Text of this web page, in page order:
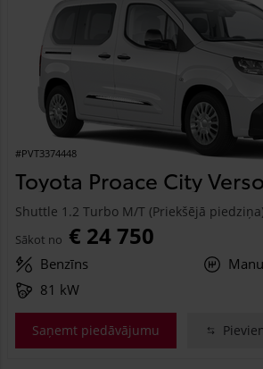
#PVT3374448
Toyota Proace City Verso
Shuttle 1.2 Turbo M/T (Priekšējā
Sākot no € 24 750
Benzīns
81 kW
Saņemt piedāvājumu